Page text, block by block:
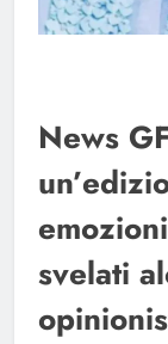
News
svelati